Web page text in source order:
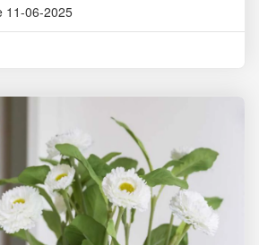
11-06-2025